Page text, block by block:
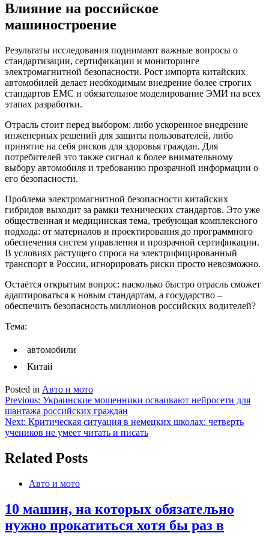
Влияние на российское
машиностроение
Результаты исследования поднимают важные вопросы о
стандартизации, сертификации и мониторинге
электромагнитной безопасности. Рост импорта китайских
автомобилей делает необходимым внедрение более строгих
стандартов EMC и обязательное моделирование ЭМИ на всех
этапах разработки.
Отрасль стоит перед выбором: либо ускоренное внедрение
инженерных решений для защиты пользователей, либо
принятие на себя рисков для здоровья граждан. Для
потребителей это также сигнал к более внимательному
выбору автомобиля и требованию прозрачной информации о
его безопасности.
Проблема электромагнитной безопасности китайских
гибридов выходит за рамки технических стандартов. Это уже
общественная и медицинская тема, требующая комплексного
подхода: от материалов и проектирования до программного
обеспечения систем управления и прозрачной сертификации.
В условиях растущего спроса на электрифицированный
транспорт в России, игнорировать риски просто невозможно.
Остаётся открытым вопрос: насколько быстро отрасль сможет
адаптироваться к новым стандартам, а государство –
обеспечить безопасность миллионов российских водителей?
Тема:
автомобили
Китай
Posted in Авто и мото
Навигация
по
записям
Previous: Украинские мошенники осваивают нейросети для
шантажа российских граждан
Next: Критическая ситуация в немецких школах: четверть
учеников не умеет читать и писать
Related Posts
Авто и мото
10 машин, на которых обязательно
нужно прокатиться хотя бы раз в